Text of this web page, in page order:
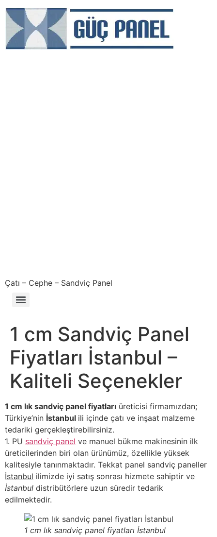
Çatı – Cephe – Sandviç Panel
1 cm Sandviç Panel
Fiyatları İstanbul –
Kaliteli Seçenekler
1 cm lık sandviç panel fiyatları üreticisi firmamızdan;
Türkiye’nin İstanbul ili içinde çatı ve inşaat malzeme
tedariki gerçekleştirebilirsiniz.
1. PU sandviç panel ve manuel bükme makinesinin ilk
üreticilerinden biri olan ürünümüz, özellikle yüksek
kalitesiyle tanınmaktadır. Tekkat panel sandviç paneller
İstanbul ilimizde iyi satış sonrası hizmete sahiptir ve
İstanbul distribütörlere uzun süredir tedarik
edilmektedir.
1 cm lık sandviç panel fiyatları İstanbul